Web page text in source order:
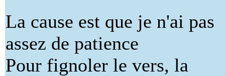
La cause est que je n'ai pas
assez de patience
Pour fignoler le vers, la